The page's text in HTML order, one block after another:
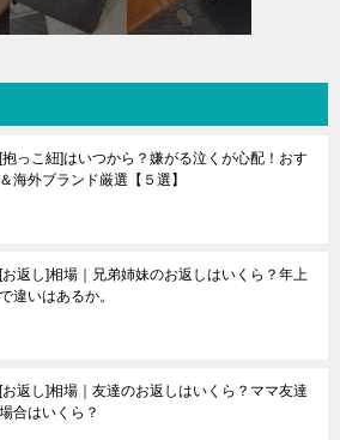
っこ紐]はいつから？嫌がる泣くが心配！おす
海外ブランド厳選【５選】
返し]相場｜兄弟姉妹のお返しはいくら？年上
違いはあるか。
返し]相場｜友達のお返しはいくら？ママ友達
合はいくら？